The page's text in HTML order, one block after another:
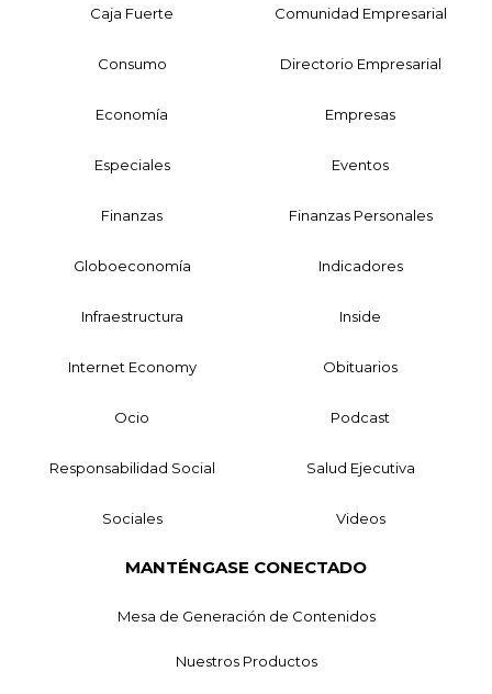
Caja Fuerte Comunidad Empresarial
Consumo Directorio Empresarial
Economía Empresas
Especiales Eventos
Finanzas Finanzas Personales
Globoeconomía Indicadores
Infraestructura Inside
Internet Economy Obituarios
Ocio Podcast
Responsabilidad Social Salud Ejecutiva
Sociales Videos
MANTÉNGASE CONECTADO
Mesa de Generación de Contenidos
Nuestros Productos